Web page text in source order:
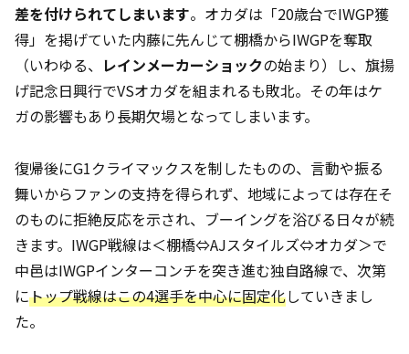
差を付けられてしまいます。オカダは「20歳台でIWGP獲
得」を掲げていた内藤に先んじて棚橋からIWGPを奪取
（いわゆる、 レインメーカーショックの始まり）し、旗揚
げ記念日興行でVSオカダを組まれるも敗北。その年はケ
ガの影響もあり長期欠場となってしまいます。
復帰後にG1クライマックスを制したものの、言動や振る
舞いからファンの支持を得られず、地域によっては存在そ
のものに拒絶反応を示され、ブーイングを浴びる日々が続
きます。IWGP戦線は＜棚橋⇔AJスタイルズ⇔オカダ＞で
中邑はIWGPインターコンチを突き進む独自路線で、次第
にトップ戦線はこの4選手を中心に固定化していきまし
た。